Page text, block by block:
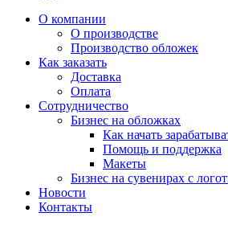
О компании
О производстве
Производство обложек
Как заказать
Доставка
Оплата
Сотрудничество
Бизнес на обложках
Как начать
Помощь и поддержка
Макеты
Бизнес на сувенирах с
Новости
Контакты